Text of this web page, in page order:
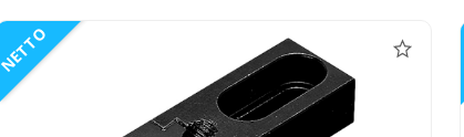
NETTO